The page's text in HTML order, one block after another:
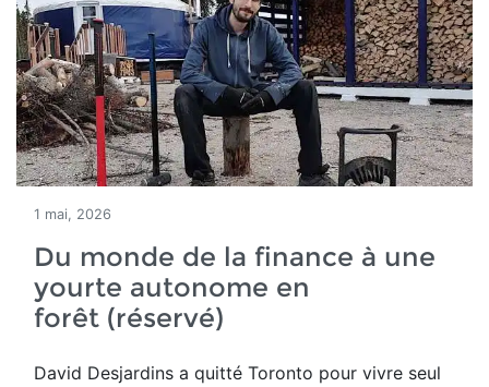
1 mai, 2026
Du monde de la finance à une
yourte autonome en
forêt (réservé)
David Desjardins a quitté Toronto pour vivre seul